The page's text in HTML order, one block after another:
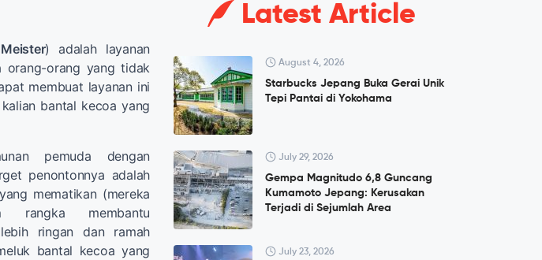
) adalah layanan
orang-orang yang tidak
membuat layanan ini
bantal kecoa yang
pemuda dengan
penontonnya adalah
mematikan (mereka
rangka membantu
ringan dan ramah
bantal kecoa yang
Latest Article
August 4, 2026
Starbucks Jepang Buka Gerai Unik
Tepi Pantai di Yokohama
July 29, 2026
Gempa Magnitudo 6,8 Guncang
Kumamoto Jepang: Kerusakan
Terjadi di Sejumlah Area
July 23, 2026